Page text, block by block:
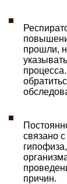
прошли,
связано
причин.